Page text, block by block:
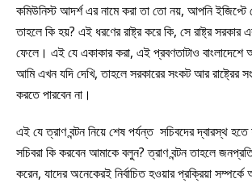
কমিউনিস্ট আদর্শ এর নামে করা তা তো নয়, আপনি
তাহলে কি হয়? এই ধরণের রাষ্ট্র করে কি, সে রাষ্ট্র
ফেলে। এই যে একাকার করা, এই প্রবণতাটাও বাংলাদেশে
আমি এখন যদি দেখি, তাহলে সরকারের সংকট আর রাষ্ট্রের
করতে পারবেন না।
এই যে ত্রাণ বন্টন নিয়ে শেষ পর্যন্ত সচিবদের দ্বারস্থ হতে
সচিবরা কি করবেন আমাকে বলুন? ত্রাণ বন্টন তাহলে
করেন, যাদের অনেকেরই নির্বাচিত হওয়ার প্রক্রিয়া